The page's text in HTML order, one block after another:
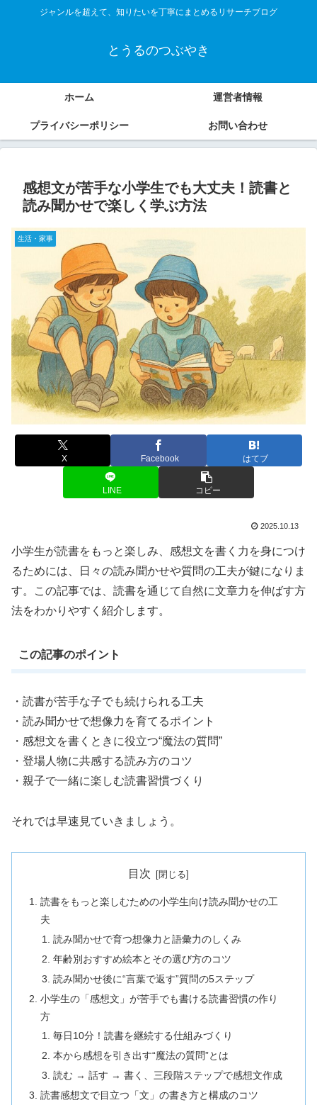
ジャンルを超えて、知りたいを丁寧にまとめるリサーチブログ
とうるのつぶやき
ホーム 運営者情報
プライバシーポリシー お問い合わせ
感想文が苦手な小学生でも大丈夫！読書と
読み聞かせで楽しく学ぶ方法
生活・家事
X Facebook はてブ
LINE コピー
2025.10.13
小学生が読書をもっと楽しみ、感想文を書く力を身につけ
るためには、日々の読み聞かせや質問の工夫が鍵になりま
す。この記事では、読書を通じて自然に文章力を伸ばす方
法をわかりやすく紹介します。
この記事のポイント
・読書が苦手な子でも続けられる工夫
・読み聞かせで想像力を育てるポイント
・感想文を書くときに役立つ“魔法の質問”
・登場人物に共感する読み方のコツ
・親子で一緒に楽しむ読書習慣づくり
それでは早速見ていきましょう。
目次
読書をもっと楽しむための小学生向け読み聞かせの工
夫
読み聞かせで育つ想像力と語彙力のしくみ
年齢別おすすめ絵本とその選び方のコツ
読み聞かせ後に“言葉で返す”質問の5ステップ
小学生の「感想文」が苦手でも書ける読書習慣の作り
方
毎日10分！読書を継続する仕組みづくり
本から感想を引き出す“魔法の質問”とは
読む → 話す → 書く、三段階ステップで感想文作成
読書感想文で目立つ「文」の書き方と構成のコツ